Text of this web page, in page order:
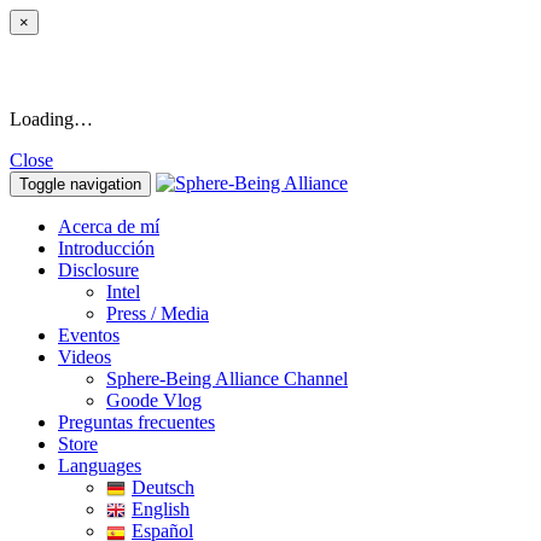
×
Loading…
Close
Toggle navigation
Acerca de mí
Introducción
Disclosure
Intel
Press / Media
Eventos
Videos
Sphere-Being Alliance Channel
Goode Vlog
Preguntas frecuentes
Store
Languages
Deutsch
English
Español